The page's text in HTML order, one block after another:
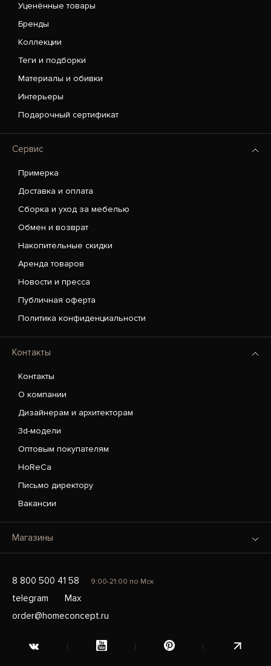
Уценённые товары
Бренды
Коллекции
Теги и подборки
Материалы и обивки
Интерьеры
Подарочный сертификат
Сервис
Примерка
Доставка и оплата
Сборка и уход за мебелью
Обмен и возврат
Накопительные скидки
Аренда товаров
Новости и пресса
Публичная оферта
Политика конфиденциальности
Контакты
Контакты
О компании
Дизайнерам и архитекторам
3d-модели
Оптовым покупателям
HoReCa
Письмо директору
Вакансии
Магазины
8 800 500 41 58 9:00-21:00 по Мск
telegram
Max
order@homeconcept.ru